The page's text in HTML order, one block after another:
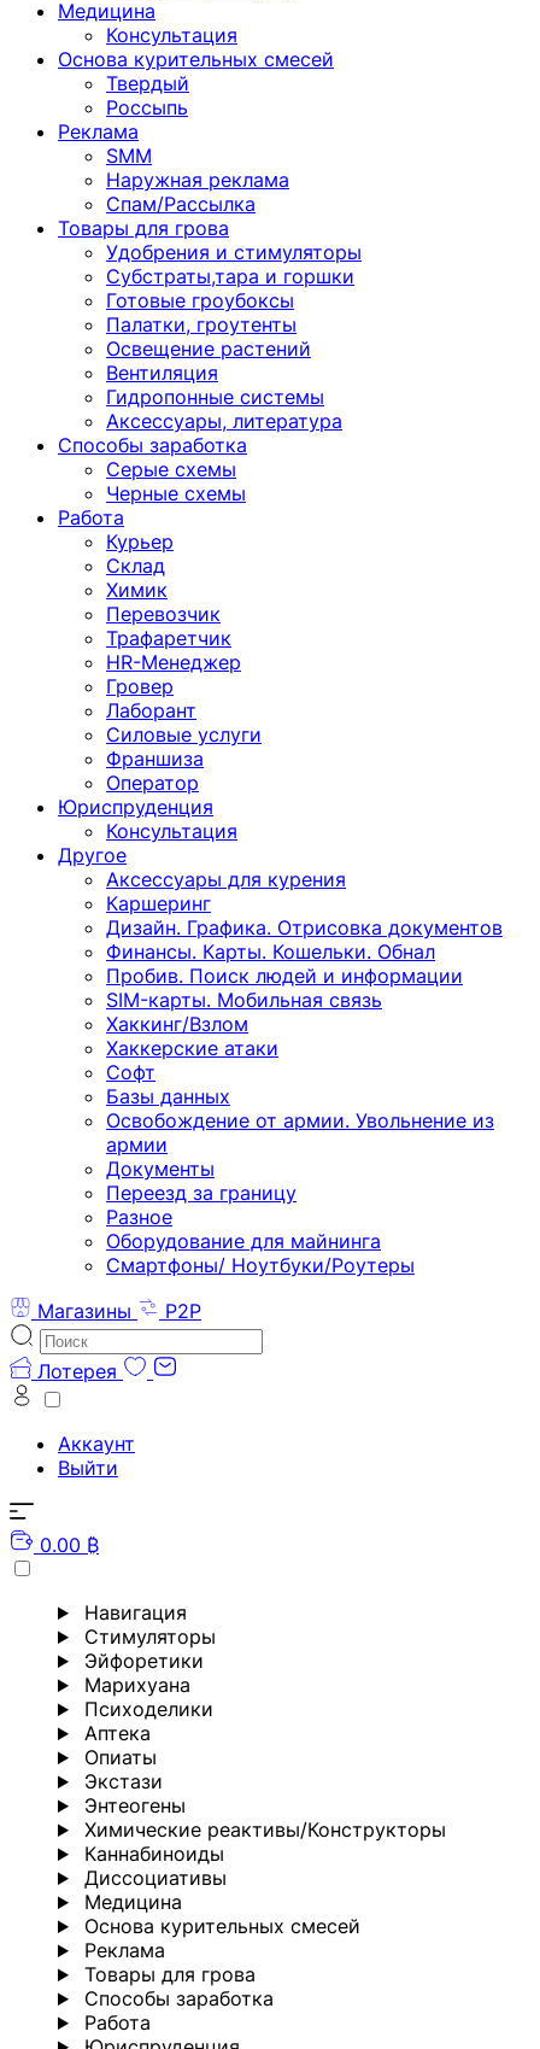
Медицина
Консультация
Основа курительных смесей
Твердый
Россыпь
Реклама
SMM
Наружная реклама
Спам/Рассылка
Товары для грова
Удобрения и стимуляторы
Субстраты,тара и горшки
Готовые гроубоксы
Палатки, гроутенты
Освещение растений
Вентиляция
Гидропонные системы
Аксессуары, литература
Способы заработка
Серые схемы
Черные схемы
Работа
Курьер
Склад
Химик
Перевозчик
Трафаретчик
HR-Менеджер
Гровер
Лаборант
Силовые услуги
Франшиза
Оператор
Юриспруденция
Консультация
Другoе
Аксессуары для курения
Каршеринг
Дизайн. Графика. Отрисовка документов
Финансы. Карты. Кошельки. Обнал
Пробив. Поиск людей и информации
SIM-карты. Мобильная связь
Хаккинг/Взлом
Хаккерские атаки
Софт
Базы данных
Освобождение от армии. Увольнение из
армии
Документы
Переезд за границу
Разное
Оборудование для майнинга
Смартфоны/ Ноутбуки/Роутеры
Магазины
P2P
Лотерея
Аккаунт
Выйти
0.00 ₿
Навигация
Стимуляторы
Эйфоретики
Марихуана
Психоделики
Аптека
Опиаты
Экстази
Энтеогены
Химические реактивы/Конструкторы
Каннабиноиды
Диссоциативы
Медицина
Основа курительных смесей
Реклама
Товары для грова
Способы заработка
Работа